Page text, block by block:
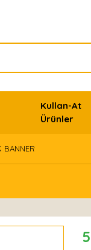
Kullan-At
Ürünler
BANNER